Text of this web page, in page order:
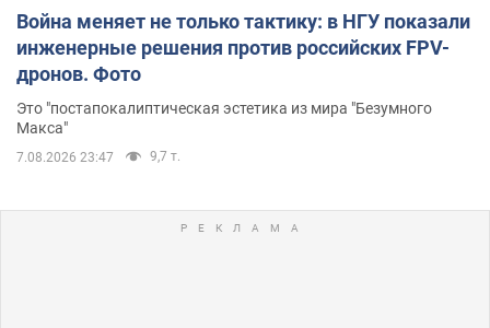
Война меняет не только тактику: в НГУ показали
инженерные решения против российских FPV-
дронов. Фото
Это "постапокалиптическая эстетика из мира "Безумного
Макса"
7.08.2026 23:47 9,7 т.